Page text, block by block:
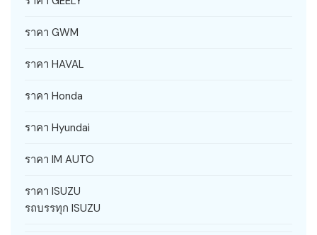
ราคา GWM
ราคา HAVAL
ราคา Honda
ราคา Hyundai
ราคา IM AUTO
ราคา ISUZU
รถบรรทุก ISUZU